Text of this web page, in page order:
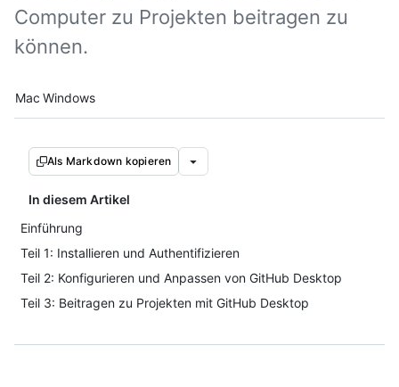
Computer zu Projekten beitragen zu
können.
Platform navigation
Mac Windows
Als Markdown kopieren
In diesem Artikel
Einführung
Teil 1: Installieren und Authentifizieren
Teil 2: Konfigurieren und Anpassen von GitHub Desktop
Teil 3: Beitragen zu Projekten mit GitHub Desktop